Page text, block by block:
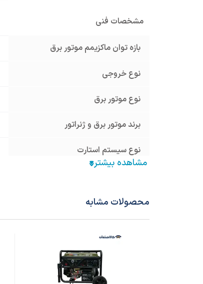
مشخصات فنی
بازه توان ماکزیمم موتور برق
نوع خروجی
نوع موتور برق
برند موتور برق و ژنراتور
نوع سیستم استارت
حجم باک سوخت
حجم سیلندر
تثبیت کننده ولتاژ (AVR)
محصولات مشابه